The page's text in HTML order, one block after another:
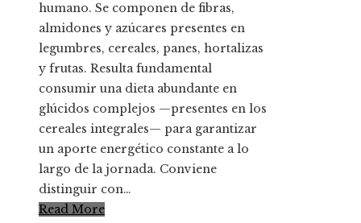
humano. Se componen de fibras,
almidones y azúcares presentes en
legumbres, cereales, panes, hortalizas
y frutas. Resulta fundamental
consumir una dieta abundante en
glúcidos complejos —presentes en los
cereales integrales— para garantizar
un aporte energético constante a lo
largo de la jornada. Conviene
distinguir con…
Read More